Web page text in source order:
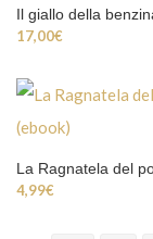
17,00€
4,99€